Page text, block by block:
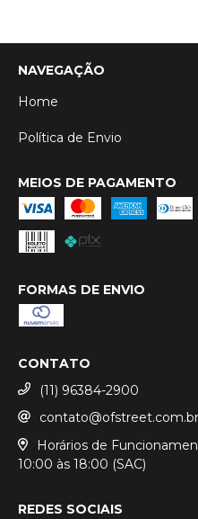
NAVEGAÇÃO
Home
Política de Envio
MEIOS DE PAGAMENTO
FORMAS DE ENVIO
CONTATO
(11) 96384-2900
contato@ofstreet.com.br
Horários de
10:00 às 18:00 (SAC)
REDES SOCIAIS